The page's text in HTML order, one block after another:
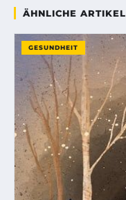
ÄHNLICHE ARTIKEL
GESUNDHEIT